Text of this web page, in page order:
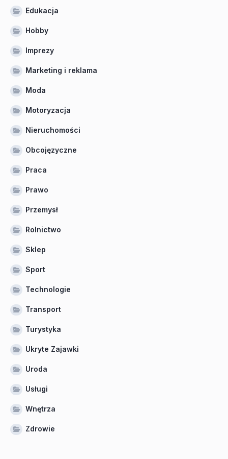
Edukacja
Hobby
Imprezy
Marketing i reklama
Moda
Motoryzacja
Nieruchomości
Obcojęzyczne
Praca
Prawo
Przemysł
Rolnictwo
Sklep
Sport
Technologie
Transport
Turystyka
Ukryte Zajawki
Uroda
Usługi
Wnętrza
Zdrowie